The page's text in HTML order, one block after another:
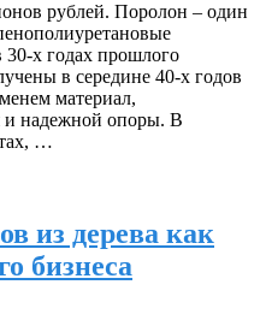
рублей. Поролон – один
х годах прошлого
в середине 40-х годов
материал,
и надежной опоры. В
…
из дерева как
бизнеса